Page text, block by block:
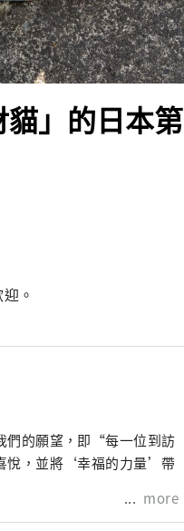
貓」的日本第
。
們的願望，即“每一位到訪
悅，並將‘幸福的力量’帶
more